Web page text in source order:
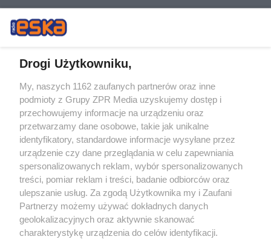
Żaden utwór zamieszczony w serwisie nie może być powielany i
rozpowszechniany lub dalej rozpowszechniany w jakikolwiek sposób (w
tym także elektroniczny lub mechaniczny) na jakimkolwiek polu
eksploatacji w jakiejkolwiek formie, włącznie z umieszczaniem w
Internecie bez pisemnej zgody właściciela praw. Jakiekolwiek użycie lub
wykorzystanie utworów w całości lub w części z naruszeniem prawa,
tzn. bez właściwej zgody, jest zabronione pod groźbą kary i może być
ścigane prawnie.
Drogi Użytkowniku,
My, naszych 1162 zaufanych partnerów oraz inne
podmioty z Grupy ZPR Media uzyskujemy dostęp i
przechowujemy informacje na urządzeniu oraz
przetwarzamy dane osobowe, takie jak unikalne
identyfikatory, standardowe informacje wysyłane przez
urządzenie czy dane przeglądania w celu zapewniania
spersonalizowanych reklam, wybór spersonalizowanych
treści, pomiar reklam i treści, badanie odbiorców oraz
ulepszanie usług. Za zgodą Użytkownika my i Zaufani
Partnerzy możemy używać dokładnych danych
geolokalizacyjnych oraz aktywnie skanować
charakterystykę urządzenia do celów identyfikacji.